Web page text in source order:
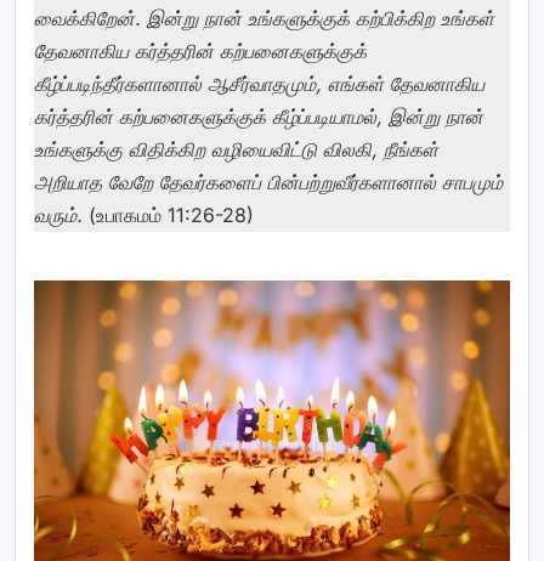
வைக்கிறேன். இன்று நான் உங்களுக்குக் கற்பிக்கிற உங்கள்
தேவனாகிய கர்த்தரின் கற்பனைகளுக்குக்
கீழ்ப்படிந்தீர்களானால் ஆசீர்வாதமும், எங்கள் தேவனாகிய
கர்த்தரின் கற்பனைகளுக்குக் கீழ்ப்படியாமல், இன்று நான்
உங்களுக்கு விதிக்கிற வழியைவிட்டு விலகி, நீங்கள்
அறியாத வேறே தேவர்களைப் பின்பற்றுவீர்களானால் சாபமும்
வரும். (உபாகமம் 11:26-28)